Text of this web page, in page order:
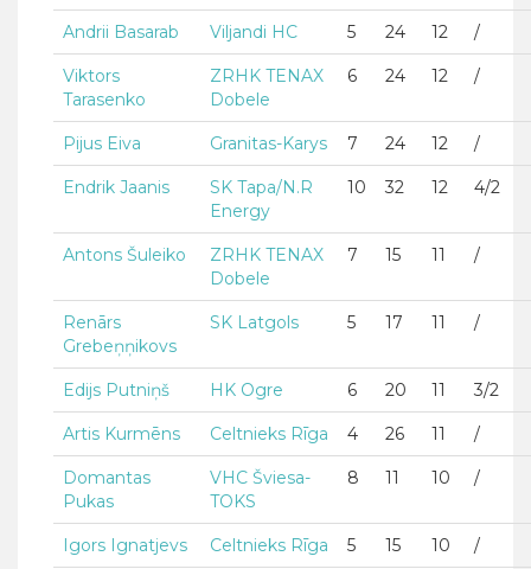
Andrii Basarab Viljandi HC 5 24 12 /
Viktors
Tarasenko
ZRHK TENAX
Dobele
6 24 12 /
Pijus Eiva Granitas-Karys 7 24 12 /
Endrik Jaanis
SK Tapa/N.R
Energy
10 32 12 4/2
Antons Šuleiko
ZRHK TENAX
Dobele
7 15 11 /
Renārs
Grebeņņikovs
SK Latgols 5 17 11 /
Edijs Putniņš HK Ogre 6 20 11 3/2
Artis Kurmēns Celtnieks Rīga 4 26 11 /
Domantas
Pukas
VHC Šviesa-
TOKS
8 11 10 /
Igors Ignatjevs Celtnieks Rīga 5 15 10 /